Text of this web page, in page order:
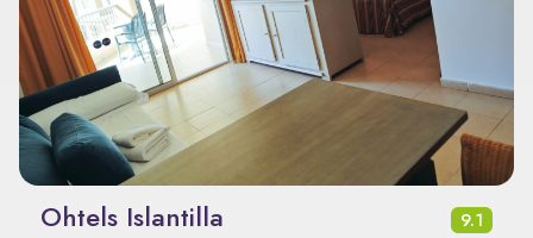
Ohtels Islantilla 9.1